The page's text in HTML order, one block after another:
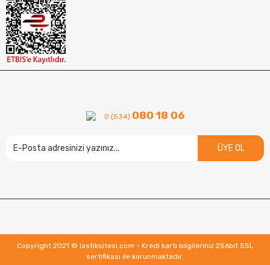
0 (534) 080 18 06
ÜYE OL
Copyright 2021 © lastiksitesi.com - Kredi kartı bilgileriniz 256bit SSL
sertifikası ile korunmaktadır.